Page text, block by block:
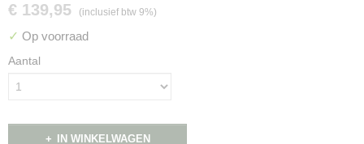
€ 139,95 (inclusief btw 9%)
✓ Op voorraad
Aantal
IN WINKELWAGEN